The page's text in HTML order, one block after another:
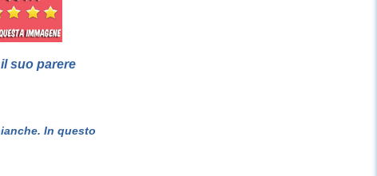
suo parere
In questo